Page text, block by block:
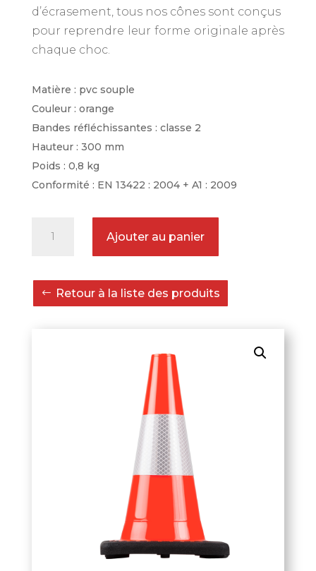
d’écrasement, tous nos cônes sont conçus
pour reprendre leur forme originale après
chaque choc.
Matière : pvc souple
Couleur : orange
Bandes réfléchissantes : classe 2
Hauteur : 300 mm
Poids : 0,8 kg
Conformité : EN 13422 : 2004 + A1 : 2009
de
balisage
Ajouter au panier
Retour à la liste des produits